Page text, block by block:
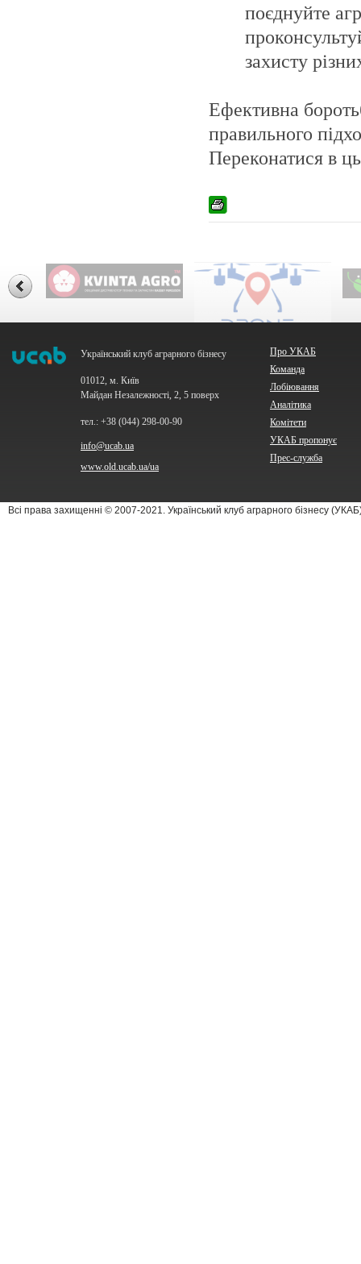
поєднуйте
захисту
Ефективна
правильного
Переконатися в
Український клуб аграрного бізнесу
01012, м. Київ
Майдан Незалежності, 2, 5 поверх
тел.: +38 (044) 298-00-90
info@ucab.ua
www.old.ucab.ua/ua
Про УКАБ
Команда
Лобіювання
Аналітика
Комітети
УКАБ пропонує
Прес-служба
Всі права захищенні © 2007-2021. Український клуб аграрного бізнесу